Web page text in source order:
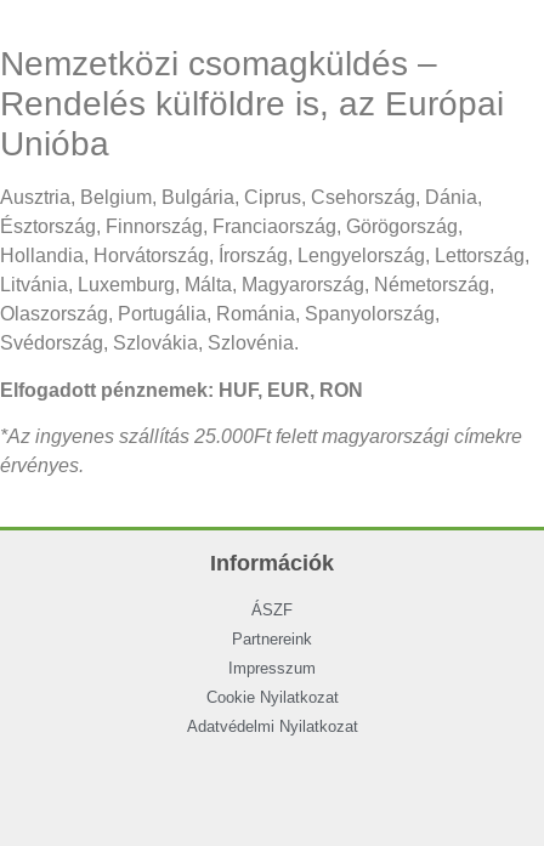
Nemzetközi csomagküldés –
Rendelés külföldre is, az Európai
Unióba
Ausztria, Belgium, Bulgária, Ciprus, Csehország, Dánia,
Észtország, Finnország, Franciaország, Görögország,
Hollandia, Horvátország, Írország, Lengyelország, Lettország,
Litvánia, Luxemburg, Málta, Magyarország, Németország,
Olaszország, Portugália, Románia, Spanyolország,
Svédország, Szlovákia, Szlovénia.
Elfogadott pénznemek: HUF, EUR, RON
*Az ingyenes szállítás 25.000Ft felett magyarországi címekre
érvényes.
Információk
ÁSZF
Partnereink
Impresszum
Cookie Nyilatkozat
Adatvédelmi Nyilatkozat